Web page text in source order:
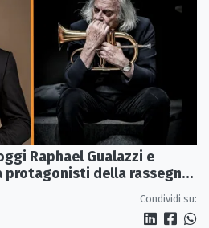
Raphael Gualazzi e
protagonisti della rassegna
Condividi su: